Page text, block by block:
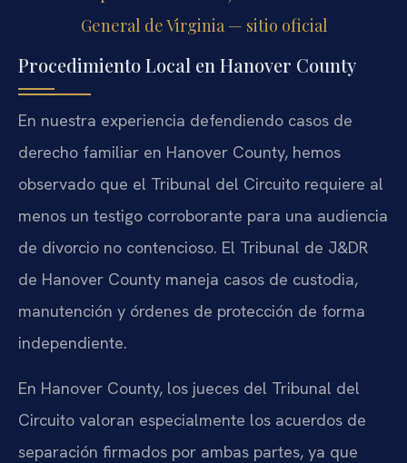
General de Virginia — sitio oficial
Procedimiento Local en Hanover County
En nuestra experiencia defendiendo casos de
derecho familiar en Hanover County, hemos
observado que el Tribunal del Circuito requiere al
menos un testigo corroborante para una audiencia
de divorcio no contencioso. El Tribunal de J&DR
de Hanover County maneja casos de custodia,
manutención y órdenes de protección de forma
independiente.
En Hanover County, los jueces del Tribunal del
Circuito valoran especialmente los acuerdos de
separación firmados por ambas partes, ya que